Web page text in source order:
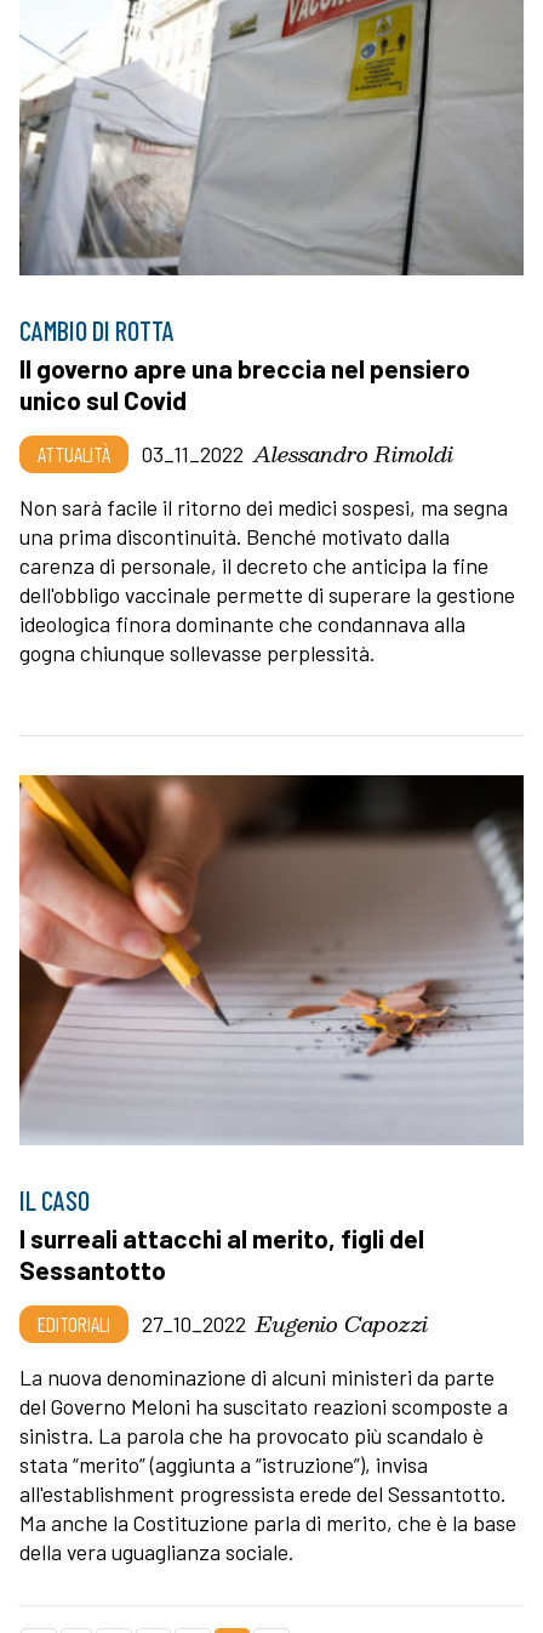
CAMBIO DI ROTTA
Il governo apre una breccia nel pensiero
unico sul Covid
ATTUALITÀ 03_11_2022 Alessandro Rimoldi
Non sarà facile il ritorno dei medici sospesi, ma segna
una prima discontinuità. Benché motivato dalla
carenza di personale, il decreto che anticipa la fine
dell'obbligo vaccinale permette di superare la gestione
ideologica finora dominante che condannava alla
gogna chiunque sollevasse perplessità.
IL CASO
I surreali attacchi al merito, figli del
Sessantotto
EDITORIALI 27_10_2022 Eugenio Capozzi
La nuova denominazione di alcuni ministeri da parte
del Governo Meloni ha suscitato reazioni scomposte a
sinistra. La parola che ha provocato più scandalo è
stata “merito” (aggiunta a “istruzione”), invisa
all'establishment progressista erede del Sessantotto.
Ma anche la Costituzione parla di merito, che è la base
della vera uguaglianza sociale.